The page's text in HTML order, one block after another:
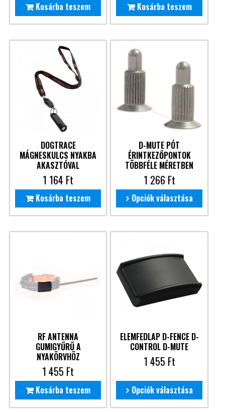
Kosárba teszem Kosárba teszem
DOGTRACE
MÁGNESKULCS NYAKBA
AKASZTÓVAL
1 164 Ft
Kosárba teszem
D-MUTE PÓT
ÉRINTKEZŐPONTOK
TÖBBFÉLE MÉRETBEN
1 266 Ft
Opciók választása
RF ANTENNA
GUMIGYŰRŰ A
NYAKÖRVHÖZ
1 455 Ft
Kosárba teszem
ELEMFEDLAP D-FENCE D-
CONTROL D-MUTE
1 455 Ft
Opciók választása